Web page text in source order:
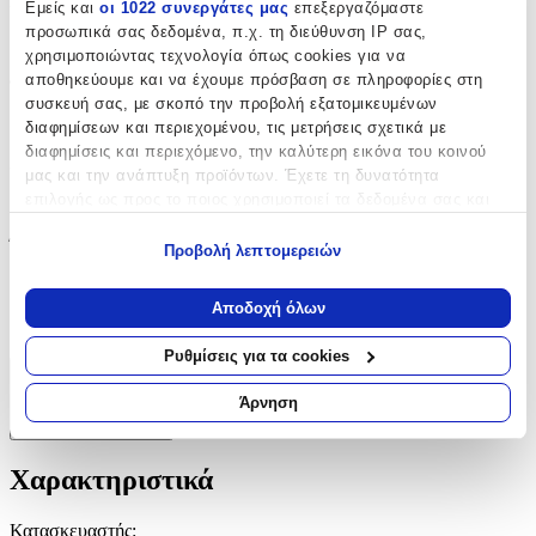
Εμείς και οι 1022 συνεργάτες μας επεξεργαζόμαστε
προσωπικά σας δεδομένα, π.χ. τη διεύθυνση IP σας,
χρησιμοποιώντας τεχνολογία όπως cookies για να
αποθηκεύουμε και να έχουμε πρόσβαση σε πληροφορίες στη
συσκευή σας, με σκοπό την προβολή εξατομικευμένων
διαφημίσεων και περιεχομένου, τις μετρήσεις σχετικά με
διαφημίσεις και περιεχόμενο, την καλύτερη εικόνα του κοινού
μας και την ανάπτυξη προϊόντων. Έχετε τη δυνατότητα
Να συλλέξουμε πληροφορίες σχετικά με τη γεωγραφική
σας τοποθεσία, οι οποίες μπορεί να είναι ακριβείς σε
απόσταση μερικών μέτρων
Να αναγνωρίσουμε τη συσκευή σας σαρώνοντας ενεργά
για συγκεκριμένα χαρακτηριστικά (δακτυλικό αποτύπωμα)
Μάθετε περισσότερα σχετικά με τον τρόπο επεξεργασίας των
προσωπικών σας δεδομένων και καθορίστε τις προτιμήσεις σας
στην
ενότητα “Λεπτομέρειες”
ανακαλέσετε τη συγκατάθεσή σας ανά πάσα στιγμή από τη
Προβολή λεπτομερειών
Αποδοχή όλων
Ρυθμίσεις για τα cookies
Άρνηση
Ναι
Φωσφοριζέ:
Όχι
3D:
200
cm
Χαρακτηριστικά
+
Χαρακτηριστικά
Κατασκευαστής: